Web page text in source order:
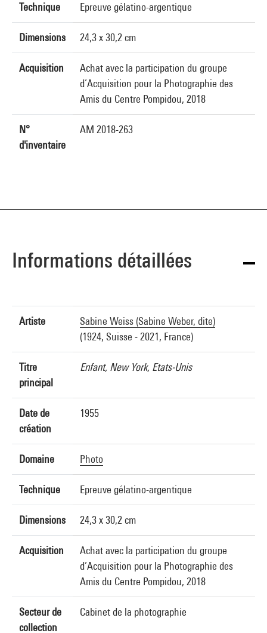
Technique Epreuve gélatino-argentique
Dimensions 24,3 x 30,2 cm
Acquisition
Achat avec la participation du groupe
d’Acquisition pour la Photographie des
Amis du Centre Pompidou, 2018
N°
d'inventaire
AM 2018-263
Informations détaillées
Artiste
Sabine Weiss (Sabine Weber, dite)
(1924, Suisse - 2021, France)
Titre
principal
Enfant, New York, Etats-Unis
Date de
création
1955
Domaine Photo
Technique Epreuve gélatino-argentique
Dimensions 24,3 x 30,2 cm
Acquisition
Achat avec la participation du groupe
d’Acquisition pour la Photographie des
Amis du Centre Pompidou, 2018
Secteur de
collection
Cabinet de la photographie